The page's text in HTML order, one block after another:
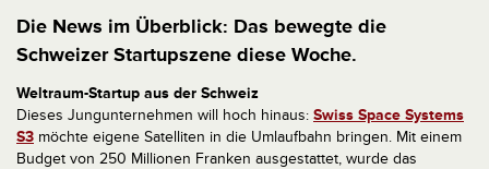
Die News im Überblick: Das bewegte die
Schweizer Startupszene diese Woche.
Weltraum-Startup aus der Schweiz
Dieses Jungunternehmen will hoch hinaus: Swiss Space Systems
S3 möchte eigene Satelliten in die Umlaufbahn bringen. Mit einem
Budget von 250 Millionen Franken ausgestattet, wurde das